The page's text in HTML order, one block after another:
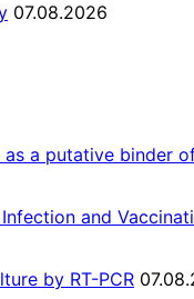
07.08.2026
a putative binder
and
by RT-PCR